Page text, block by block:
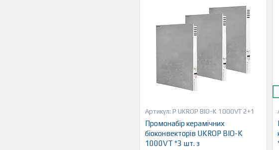
P UKROP BIO-K 1000VT 2+1
Промонабір керамічних
біоконвекторів UKROP BIO-K
1000VT *3 шт. з